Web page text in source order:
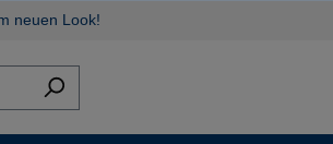
neuen Look!